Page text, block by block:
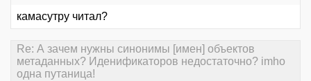
камасутру читал?
Re: А зачем нужны синонимы [имен] объектов
метаданных? Иденификаторов недостаточно? imho
одна путаница!